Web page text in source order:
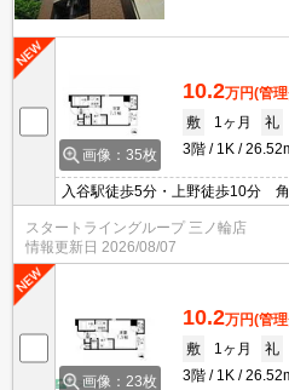
画像：35枚
10.2万円(管
敷
1ヶ月 礼
3階
1K
入谷駅徒歩5分・上野徒歩10分
ス2口 独立洗面台 バス・トイ
スタートライングループ 三ノ輪店
情報更新日 2026/08/07
画像：23枚
10.2万円(管
敷
1ヶ月 礼
3階
1K